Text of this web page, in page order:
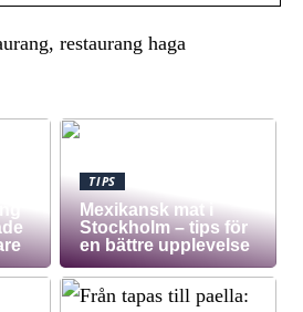
restaurang haga
TIPS
Mexikansk mat i
Stockholm – tips för
en bättre upplevelse